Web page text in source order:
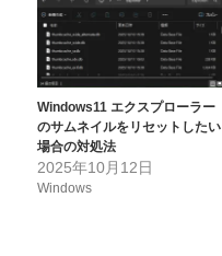
Windows11 エクスプローラー
のサムネイルをリセットしたい
場合の対処法
2025年10月12日
Windows